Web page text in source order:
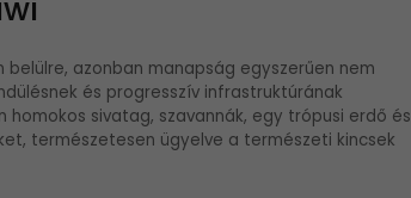
azonban manapság egyszerűen nem
és progresszív infrastruktúrának
sivatag, szavannák, egy trópusi erdő és
természetesen ügyelve a természeti kincsek